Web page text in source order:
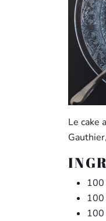
Le cake
100